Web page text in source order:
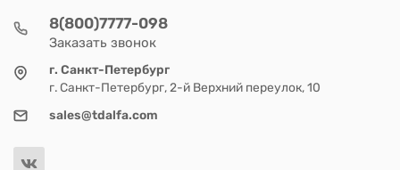
8(800)7777-098
Заказать звонок
г. Санкт-Петербург
г. Санкт-Петербург, 2-й Верхний переулок, 10
sales@tdalfa.com